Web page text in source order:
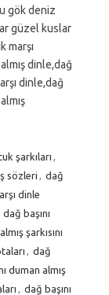
gök deniz
güzel kuslar
marşı
dinle,dağ
dinle,dağ
şarkıları
sözleri
dağ
dinle
dağ başını
şarkısını
dağ
duman almış
dağ başını